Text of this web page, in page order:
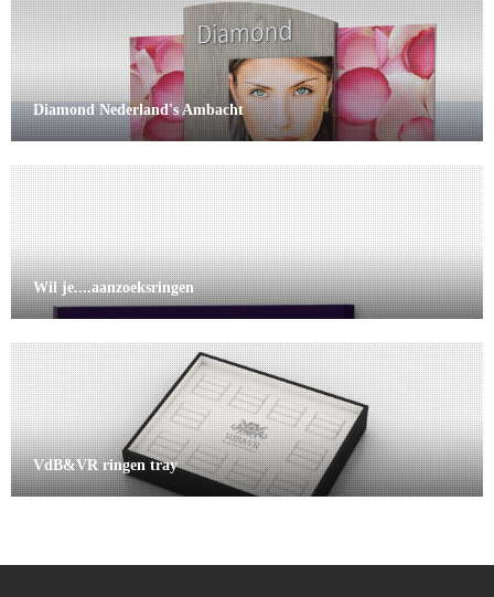
Diamond Nederland's Ambacht
Wil je....aanzoeksringen
VdB&VR ringen tray